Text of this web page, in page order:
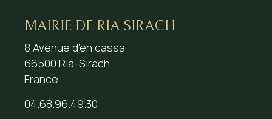
MAIRIE DE RIA SIRACH
8 Avenue d’en cassa
66500 Ria-Sirach
France
04.68.96.49.30